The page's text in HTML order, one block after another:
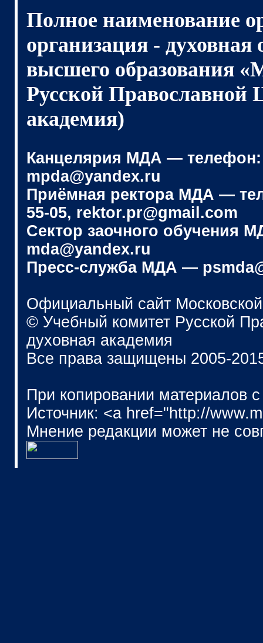
Полное наименование
организация - духовная
высшего образования
Русской Православной
академия)
Канцелярия МДА — телефон:
mpda@yandex.ru
Приёмная ректора МДА —
55-05, rektor.pr@gmail.com
Сектор заочного обучения
mda@yandex.ru
Пресс-служба МДА —
Официальный сайт
© Учебный комитет Русской
духовная академия
Все права защищены 2005-
При копировании материалов
Источник: <a href="http://
Мнение редакции может не